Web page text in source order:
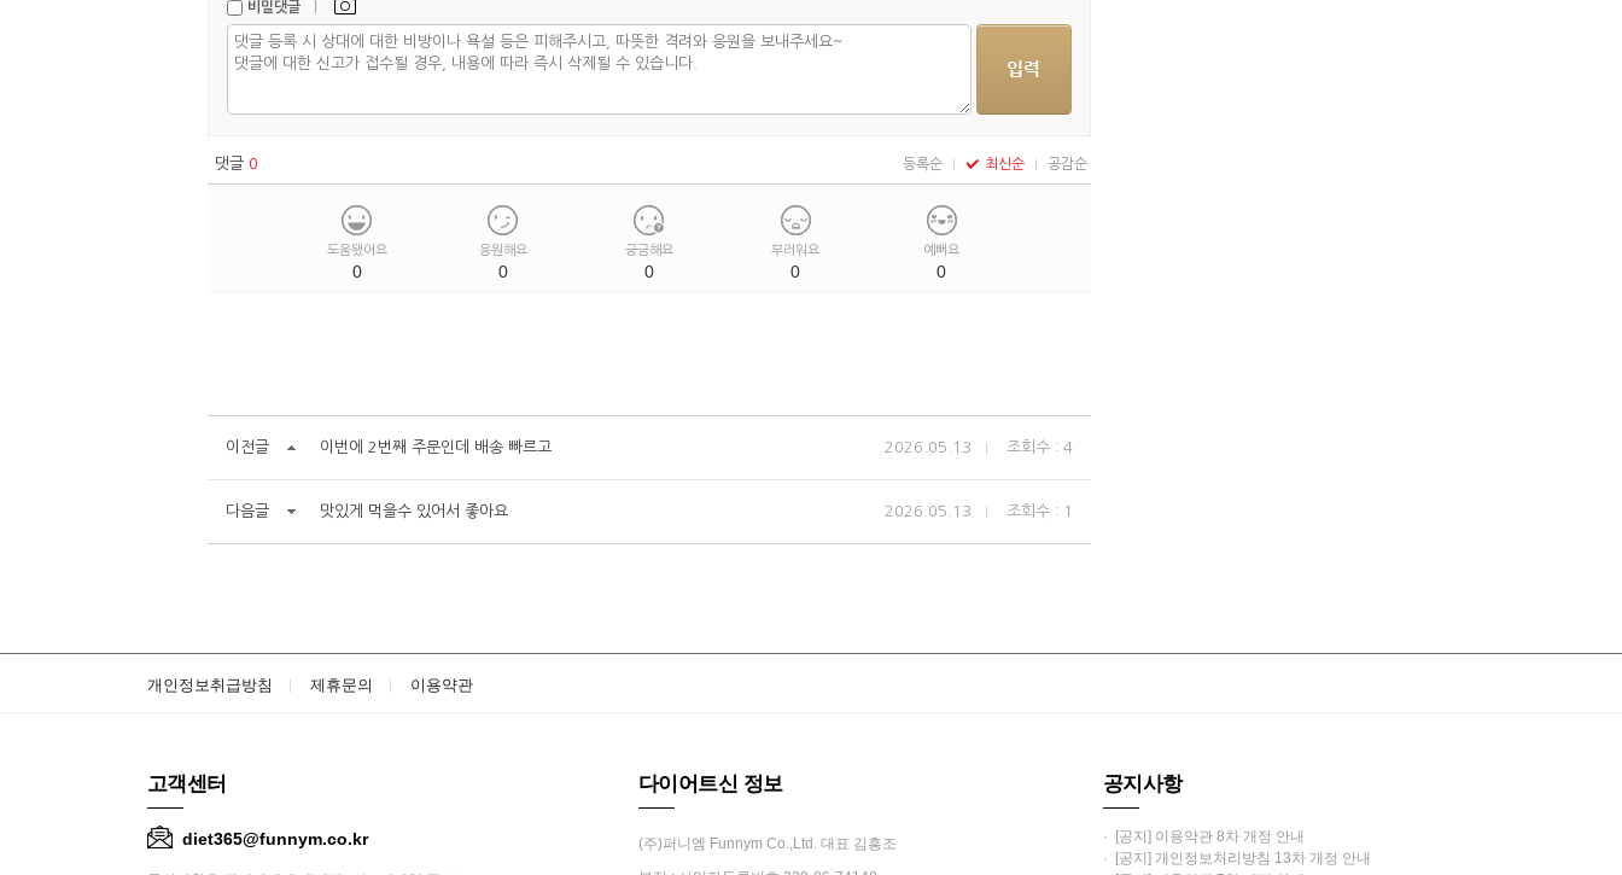
비밀댓글 |
댓글 0 등록순 최신순 공감순
도움됐어요
0
응원해요
0
궁금해요
0
부러워요
0
예뻐요
0
이전글 이번에 2번째 주문인데 배송 빠르고 2026.05.13 조회수 : 4
다음글 맛있게 먹을수 있어서 좋아요 2026.05.13 조회수 : 1
개인정보취급방침 제휴문의 이용약관
고객센터
diet365@funnym.co.kr
다이어트신 정보
(주)퍼니엠 Funnym Co.,Ltd. 대표 김흥조
공지사항
· [공지] 이용약관 8차 개정 안내
· [공지] 개인정보처리방침 13차 개정 안내